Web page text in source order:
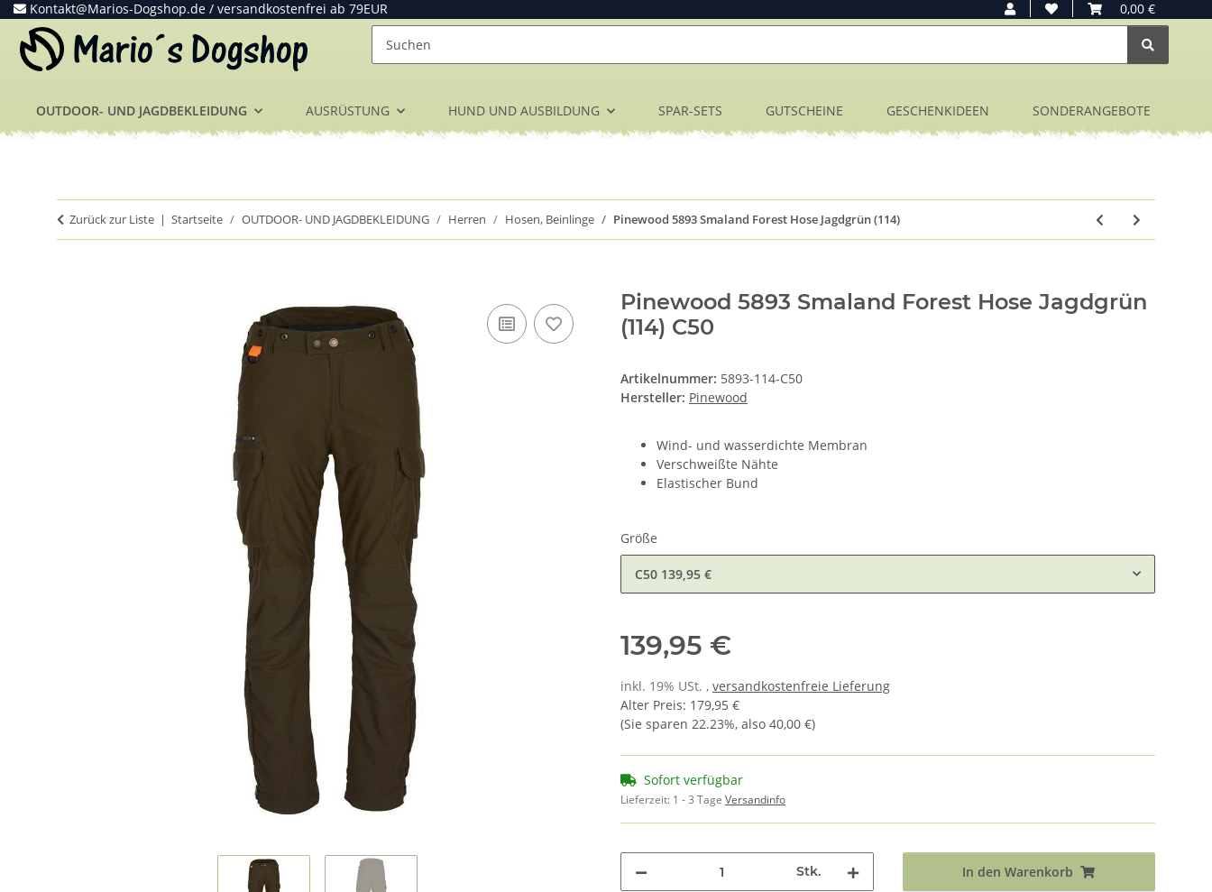
Kontakt@Marios-Dogshop.de / versandkostenfrei ab 79EUR 0,00 €
OUTDOOR- UND JAGDBEKLEIDUNG AUSRÜSTUNG HUND UND AUSBILDUNG SPAR-SETS GUTSCHEINE GESCHENKIDEEN SONDERANGEBOTE
Zurück zur Liste Startseite OUTDOOR- UND JAGDBEKLEIDUNG Herren Hosen, Beinlinge Pinewood 5893 Smaland Forest Hose Jagdgrün (114)
Pinewood 5893 Smaland Forest Hose Jagdgrün
(114) C50
Artikelnummer: 5893-114-C50
Hersteller: Pinewood
Wind- und wasserdichte Membran
Verschweißte Nähte
Elastischer Bund
Größe
C50 139,95 €
139,95 €
inkl. 19% USt. , versandkostenfreie Lieferung
Alter Preis: 179,95 €
(Sie sparen 22.23%, also 40,00 €)
Sofort verfügbar
Lieferzeit: 1 - 3 Tage Versandinfo
Stk. In den Warenkorb